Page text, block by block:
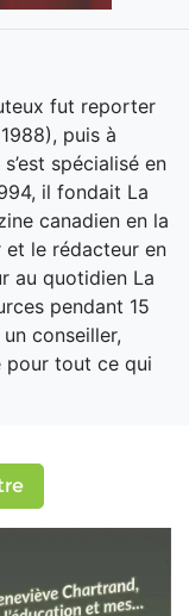
fut reporter
puis à
spécialisé en
il fondait La
canadien en la
le rédacteur en
au quotidien La
pendant 15
conseiller,
pour tout ce qui